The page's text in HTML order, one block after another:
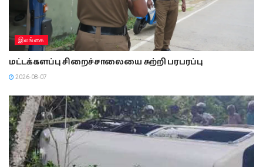
இலங்கை
மட்டக்களப்பு சிறைச்சாலையை சுற்றி பரபரப்பு
2026-08-07